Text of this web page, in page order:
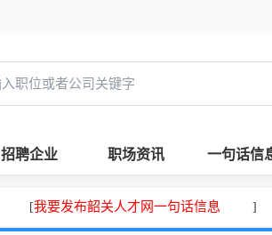
招聘企业 职场资讯 一句话信
[我要发布韶关人才网一句话信息 ]